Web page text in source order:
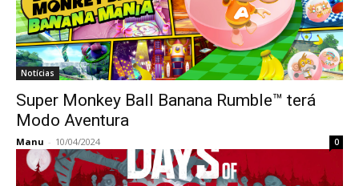
Notícias
Super Monkey Ball Banana Rumble™ terá
Modo Aventura
Manu - 10/04/2024 0